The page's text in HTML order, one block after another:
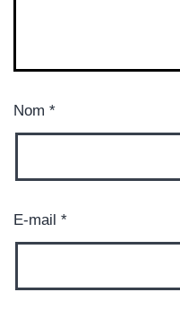
Nom *
E-mail *